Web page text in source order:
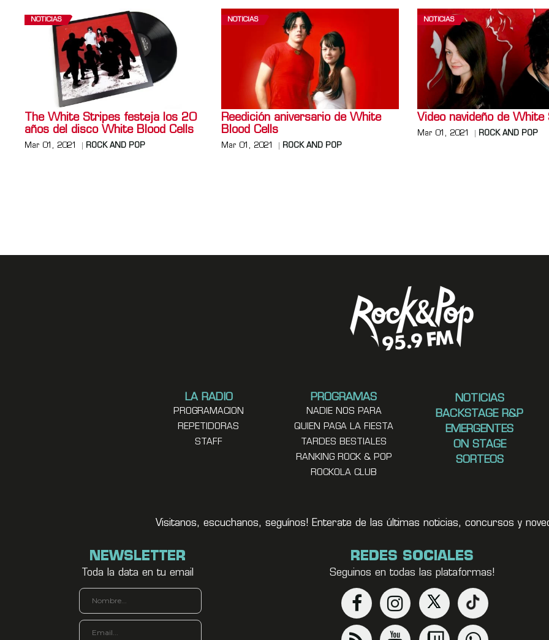
NOTICIAS
The White Stripes festeja los 20
años del disco White Blood Cells
Mar 01, 2021 ROCK AND POP
NOTICIAS
Reedición aniversario de White
Blood Cells
Mar 01, 2021 ROCK AND POP
NOTICIAS
Video navideño de White
Mar 01, 2021 ROCK AND POP
LA RADIO
PROGRAMACION
REPETIDORAS
STAFF
PROGRAMAS
NADIE NOS PARA
QUIEN PAGA LA FIESTA
TARDES BESTIALES
RANKING ROCK & POP
ROCKOLA CLUB
NOTICIAS
BACKSTAGE R&P
EMERGENTES
ON STAGE
SORTEOS
Visitanos, escuchanos, seguínos! Enterate de las últimas noticias, concursos y
NEWSLETTER
Toda la data en tu email
REDES SOCIALES
Seguinos en todas las plataformas!